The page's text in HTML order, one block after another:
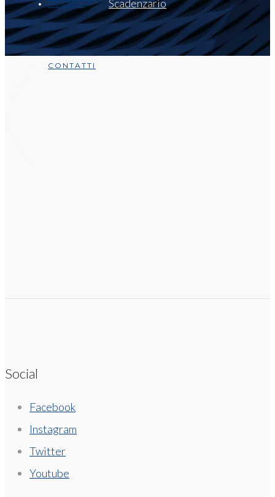
ACCEDI
CONTATTI
Scadenzario
Social
Facebook
Instagram
Twitter
Youtube